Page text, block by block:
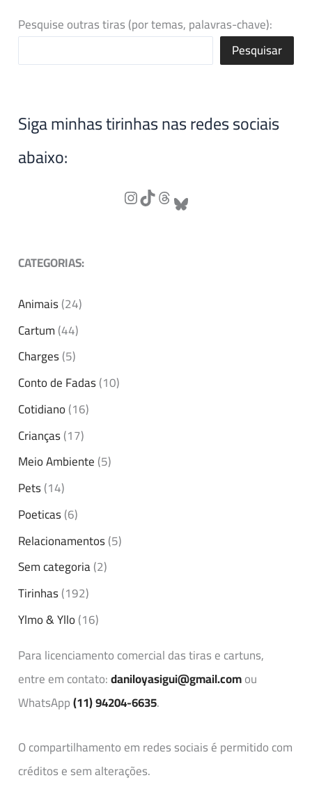
Pesquise outras tiras (por temas, palavras-chave):
Pesquisar
Siga minhas tirinhas nas redes sociais
abaixo:
CATEGORIAS:
Animais(24)
Cartum(44)
Charges(5)
Conto de Fadas(10)
Cotidiano(16)
Crianças(17)
Meio Ambiente(5)
Pets(14)
Poeticas(6)
Relacionamentos(5)
Sem categoria(2)
Tirinhas(192)
Ylmo & Yllo(16)
Para licenciamento comercial das tiras e cartuns,
entre em contato:daniloyasigui@gmail.comou
WhatsApp(11) 94204-6635.
O compartilhamento em redes sociais é permitido com
créditos e sem alterações.